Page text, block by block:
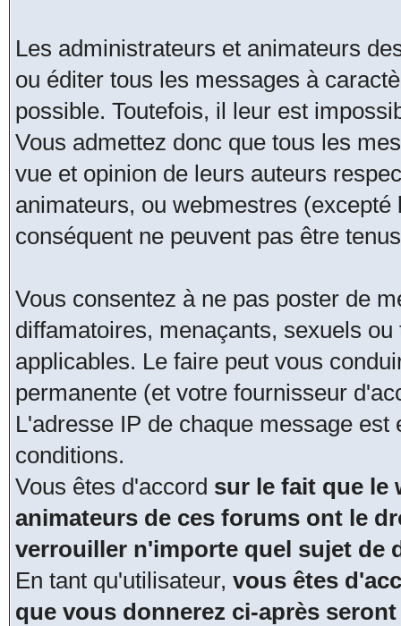
Les administrateurs et animateurs
ou éditer tous les messages à
possible. Toutefois, il leur est
Vous admettez donc que tous les
vue et opinion de leurs auteurs
animateurs, ou webmestres
conséquent ne peuvent pas être
Vous consentez à ne pas poster de
diffamatoires, menaçants, sexuels
applicables. Le faire peut vous
permanente (et votre fournisseur
L'adresse IP de chaque message
conditions.
Vous êtes d'accord sur le fait que le
animateurs de ces forums ont le
verrouiller n'importe quel sujet de
En tant qu'utilisateur, vous êtes
que vous donnerez ci-après